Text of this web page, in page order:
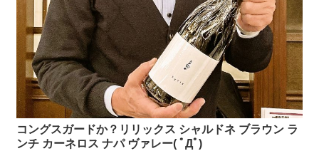
コングスガードか？リリックス シャルドネ ブラウン ラ
ンチ カーネロス ナパ ヴァレー( ﾟДﾟ)